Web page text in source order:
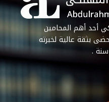
أحد أهم المحامين
بثقة عالية لخبرته